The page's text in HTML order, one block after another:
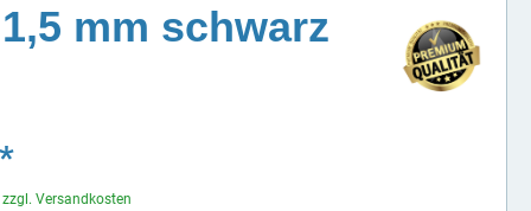
mm schwarz
Versandkosten